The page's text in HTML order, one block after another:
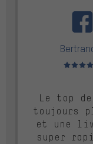
Note
Le top
toujours
et une
super